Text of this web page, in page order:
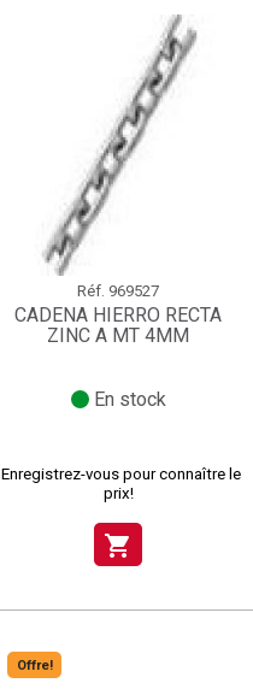
Réf. 969527
CADENA HIERRO RECTA
ZINC A MT 4MM
En stock
Enregistrez-vous pour connaître le
prix!
shopping_cart
Offre!